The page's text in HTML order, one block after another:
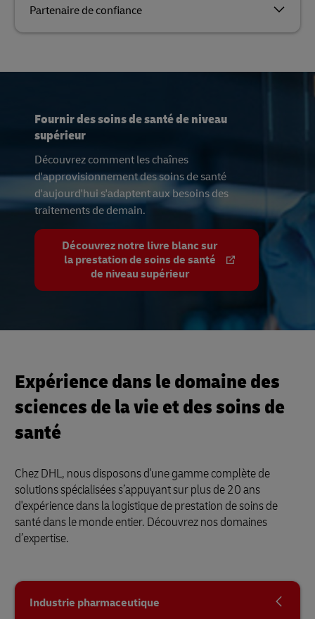
Partenaire de confiance
Fournir des soins de santé de niveau
supérieur
Découvrez comment les chaînes
d'approvisionnement des soins de santé
d'aujourd'hui s'adaptent aux besoins des
traitements de demain.
Découvrez notre livre blanc sur
la prestation de soins de santé
de niveau supérieur
Expérience dans le domaine des
sciences de la vie et des soins de
santé
Chez DHL, nous disposons d'une gamme complète de
solutions spécialisées s’appuyant sur plus de 20 ans
d'expérience dans la logistique de prestation de soins de
santé dans le monde entier. Découvrez nos domaines
d’expertise.
Industrie pharmaceutique